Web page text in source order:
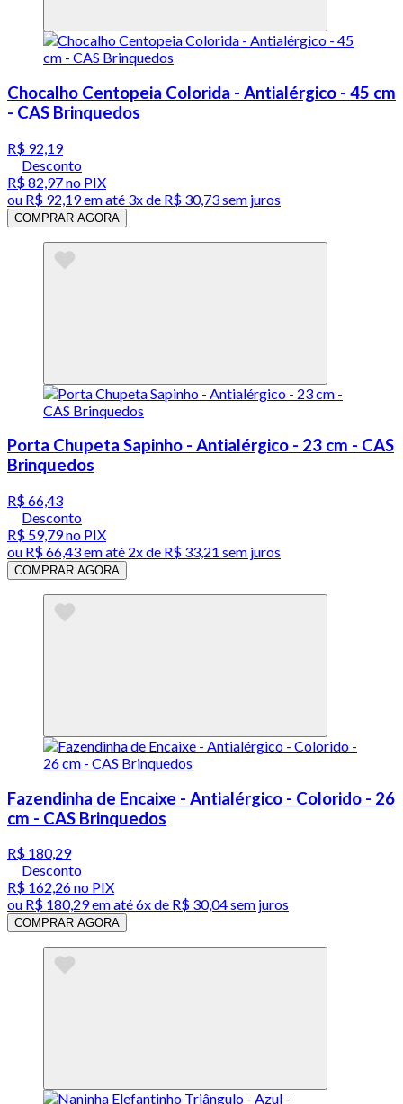
Chocalho Centopeia Colorida - Antialérgico - 45 cm
- CAS Brinquedos
R$ 92,19
Desconto
R$ 82,97no PIX
ou R$ 92,19em até 3x de R$ 30,73 sem juros
COMPRAR AGORA
Porta Chupeta Sapinho - Antialérgico - 23 cm - CAS
Brinquedos
R$ 66,43
Desconto
R$ 59,79no PIX
ou R$ 66,43em até 2x de R$ 33,21 sem juros
COMPRAR AGORA
Fazendinha de Encaixe - Antialérgico - Colorido - 26
cm - CAS Brinquedos
R$ 180,29
Desconto
R$ 162,26no PIX
ou R$ 180,29em até6x de R$ 30,04 sem juros
COMPRAR AGORA